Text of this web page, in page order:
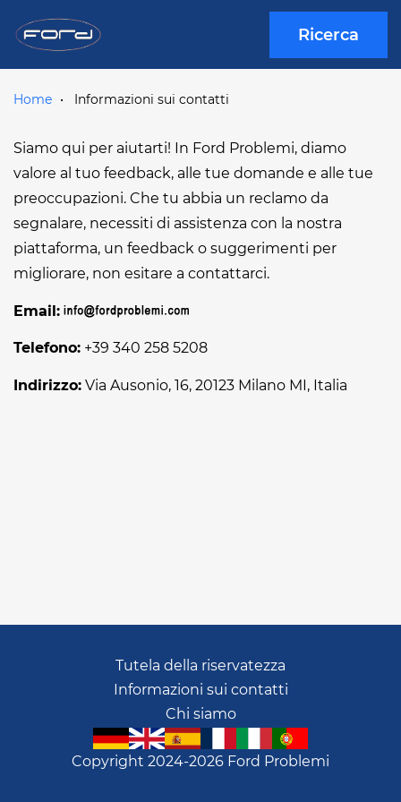
Ricerca
Home Informazioni sui contatti
Siamo qui per aiutarti! In Ford Problemi, diamo
valore al tuo feedback, alle tue domande e alle tue
preoccupazioni. Che tu abbia un reclamo da
segnalare, necessiti di assistenza con la nostra
piattaforma, un feedback o suggerimenti per
migliorare, non esitare a contattarci.
Email:
Telefono: +39 340 258 5208
Indirizzo: Via Ausonio, 16, 20123 Milano MI, Italia
Copyright 2024-2026 Ford Problemi
Tutela della riservatezza
Informazioni sui contatti
Chi siamo